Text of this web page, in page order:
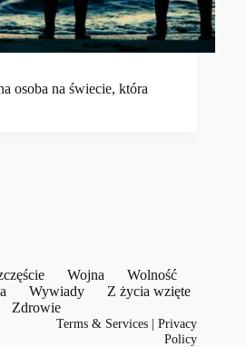
osoba na świecie, która
Wojna
Wolność
Wywiady
Z życia wzięte
Zdrowie
Terms & Services |Privacy
Policy